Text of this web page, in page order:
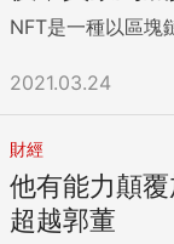
NFT是一種以區塊
2021.03.24
財經
他有能力顛
超越郭董